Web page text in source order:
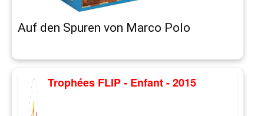
Auf den Spuren von Marco Polo
Trophées FLIP - Enfant - 2015